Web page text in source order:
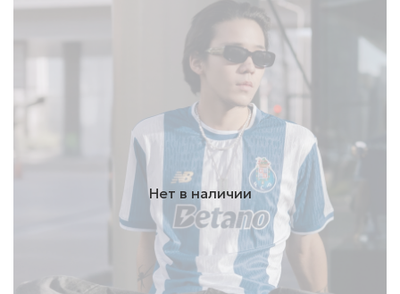
Нет в наличии